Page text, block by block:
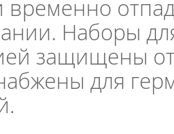
временно
Наборы
защищены
для